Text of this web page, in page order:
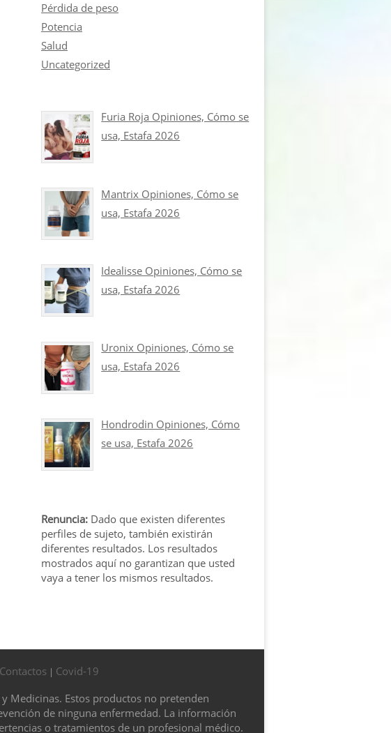
Pérdida de peso
Potencia
Salud
Uncategorized
Furia Roja Opiniones, Cómo se
usa, Estafa 2026
Mantrix Opiniones, Cómo se
usa, Estafa 2026
Idealisse Opiniones, Cómo se
usa, Estafa 2026
Uronix Opiniones, Cómo se
usa, Estafa 2026
Hondrodin Opiniones, Cómo
se usa, Estafa 2026
Renuncia: Dado que existen diferentes
perfiles de sujeto, también existirán
diferentes resultados. Los resultados
mostrados aquí no garantizan que usted
vaya a tener los mismos resultados.
Contactos | Covid-19
Medicinas. Estos productos no pretenden
de ninguna enfermedad. La información
o tratamientos de un profesional médico.